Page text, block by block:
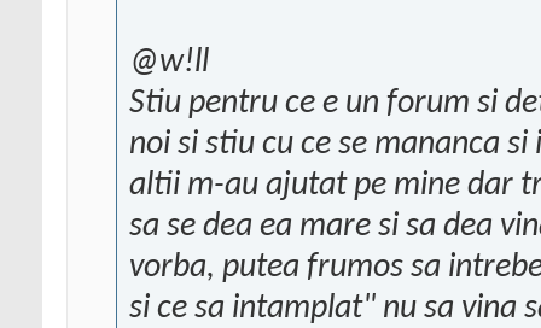
@w!ll
Stiu pentru ce e un forum si
noi si stiu cu ce se mananca
altii m-au ajutat pe mine dar
sa se dea ea mare si sa dea
vorba, putea frumos sa
si ce sa intamplat" nu sa vina